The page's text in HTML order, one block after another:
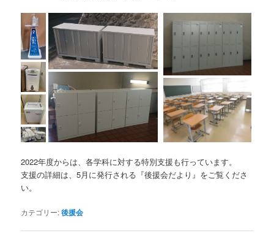
2022年度からは、各学科に対する特別支援も行っています。
支援の詳細は、5月に発行される『後援会だより』をご覧くださ
い。
カテゴリー:後援会